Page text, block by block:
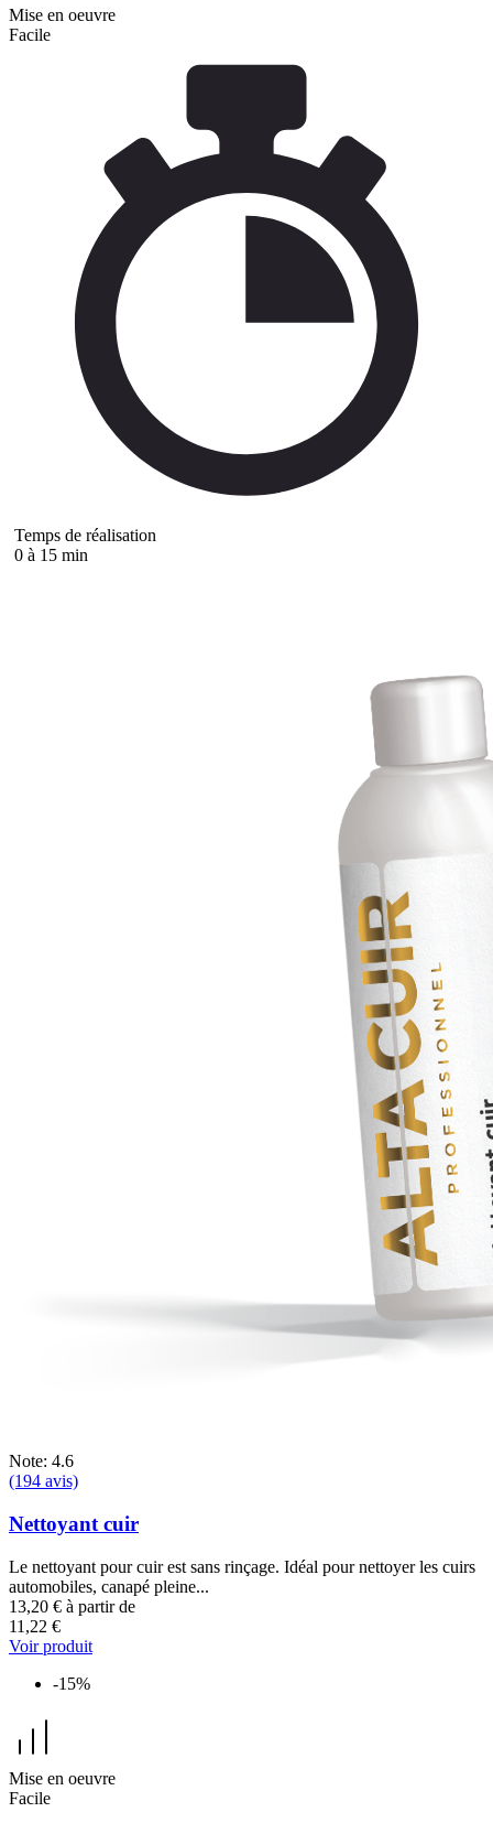
Mise en oeuvre
Facile
Temps de réalisation
0 à 15 min
Note: 4.6
(194 avis)
Nettoyant cuir
Le nettoyant pour cuir est sans rinçage. Idéal pour nettoyer les cuirs
automobiles, canapé pleine...
13,20 € à partir de
11,22 €
Voir produit
-15%
Mise en oeuvre
Facile